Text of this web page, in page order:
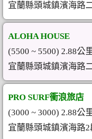
宜蘭縣頭城鎮濱海路
ALOHA HOUSE
(5500 ~ 5500) 2.88公
宜蘭縣頭城鎮濱海路
PRO SURF衝浪旅店
(3000 ~ 3000) 2.88公
宜蘭縣頭城鎮濱海路2